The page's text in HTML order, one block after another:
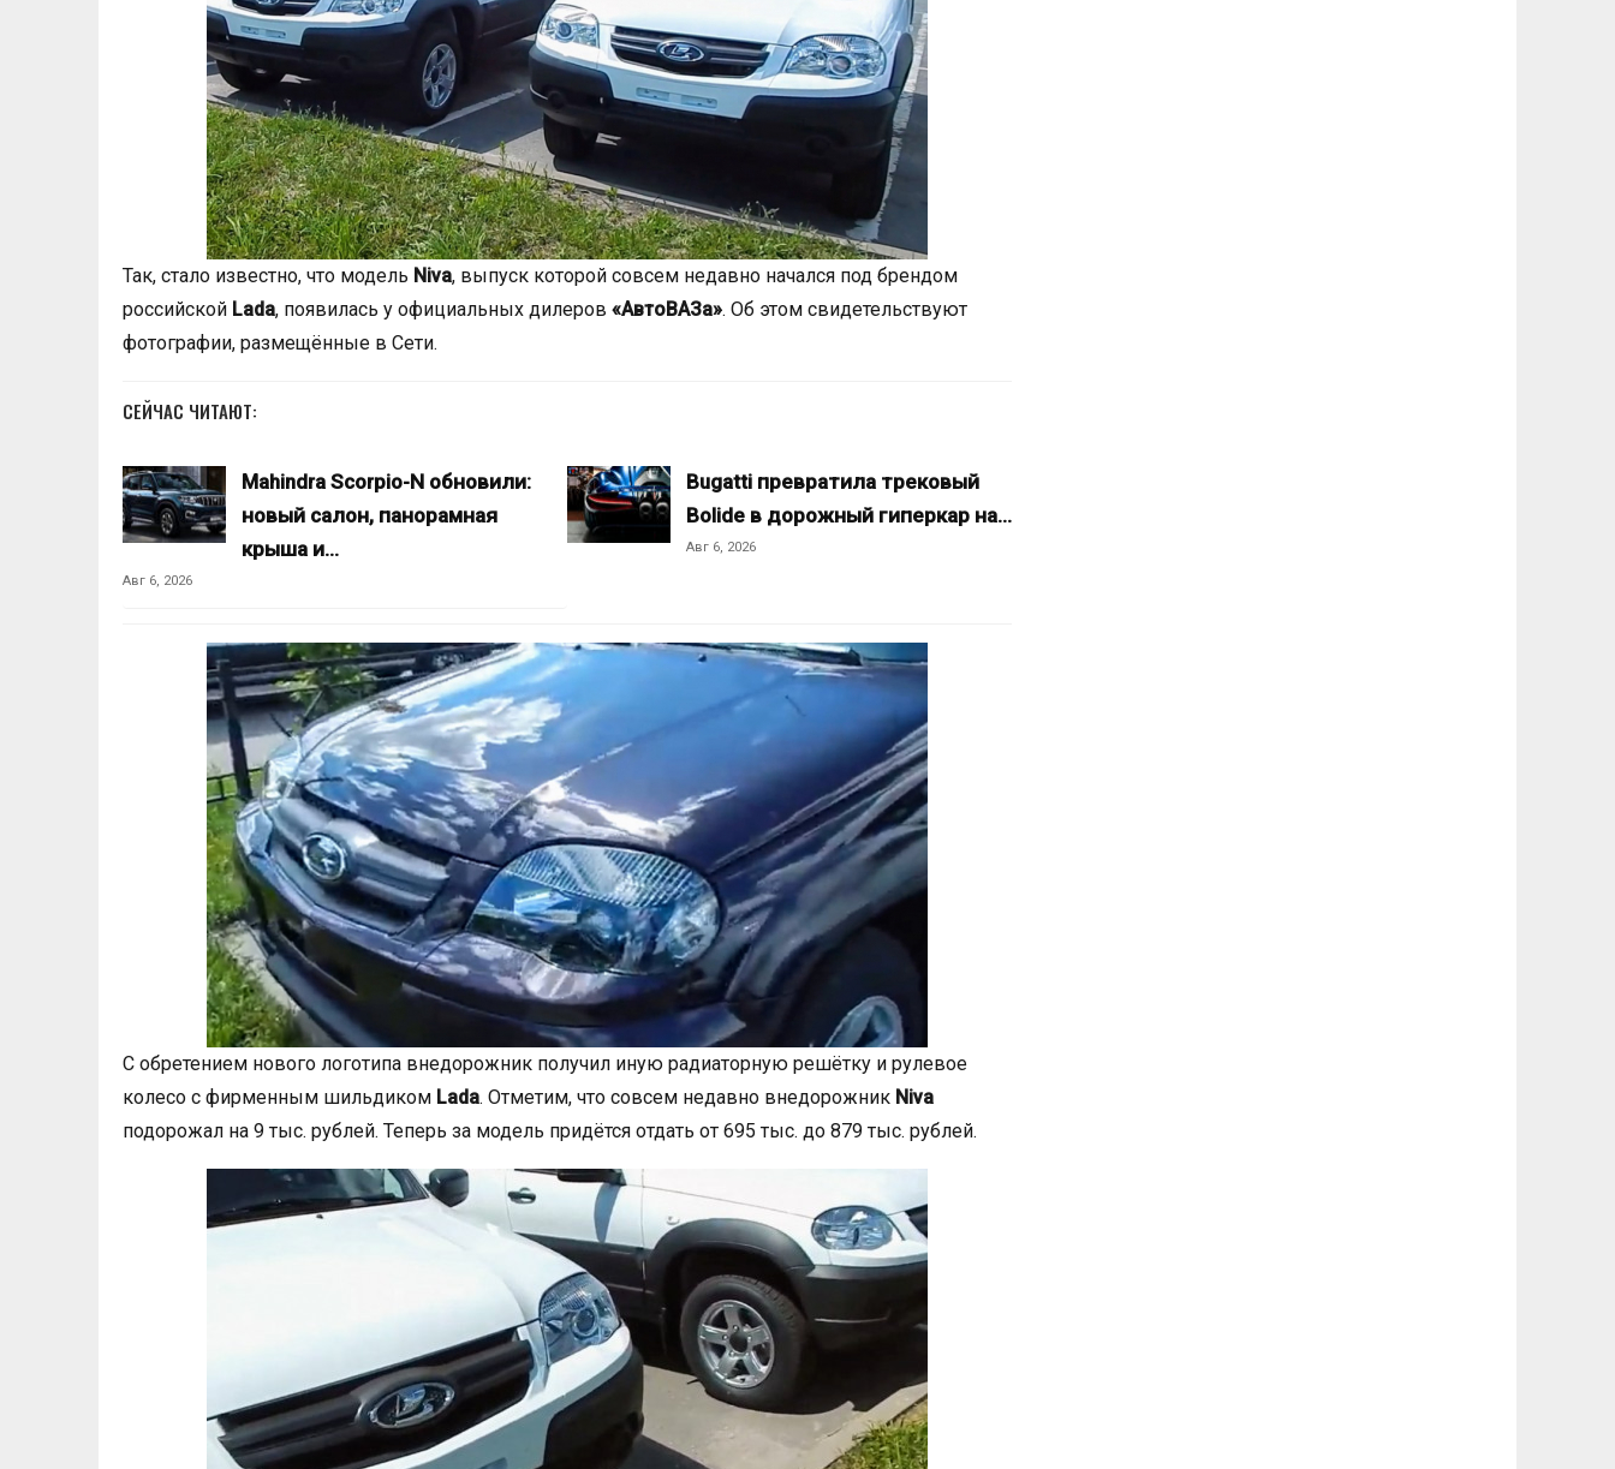
Так, стало известно, что модель Niva, выпуск которой совсем недавно начался под брендом
российской Lada, появилась у официальных дилеров «АвтоВАЗа». Об этом свидетельствуют
фотографии, размещённые в Сети.
СЕЙЧАС ЧИТАЮТ:
Mahindra Scorpio-N обновили:
новый салон, панорамная
крыша и…
Авг 6, 2026
Bugatti превратила трековый
Bolide в дорожный гиперкар на…
Авг 6, 2026
С обретением нового логотипа внедорожник получил иную радиаторную решётку и рулевое
колесо с фирменным шильдиком Lada. Отметим, что совсем недавно внедорожник Niva
подорожал на 9 тыс. рублей. Теперь за модель придётся отдать от 695 тыс. до 879 тыс. рублей.